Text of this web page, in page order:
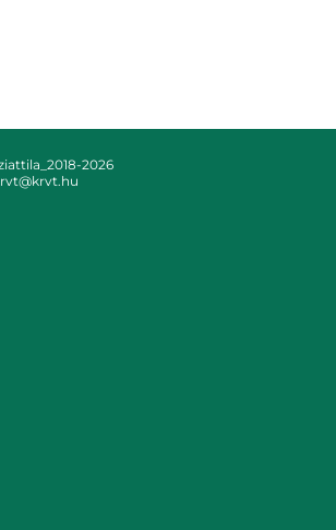
2026